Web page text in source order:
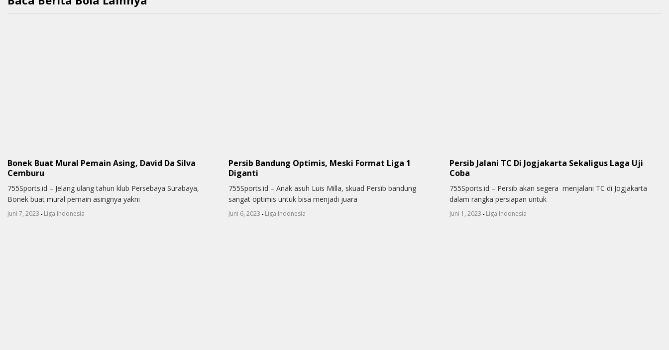
Bonek Buat Mural Pemain Asing, David Da Silva
Cemburu
755Sports.id – Jelang ulang tahun klub Persebaya Surabaya,
Bonek buat mural pemain asingnya yakni
Juni 7, 2023 - Liga Indonesia
Persib Bandung Optimis, Meski Format Liga 1
Diganti
755Sports.id – Anak asuh Luis Milla, skuad Persib bandung
sangat optimis untuk bisa menjadi juara
Juni 6, 2023 - Liga Indonesia
Persib Jalani TC Di Jogjakarta Sekaligus Laga Uji
Coba
755Sports.id – Persib akan segera menjalani TC di Jogjakarta
dalam rangka persiapan untuk
Juni 1, 2023 - Liga Indonesia